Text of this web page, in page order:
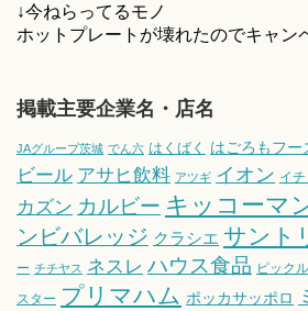
↓今ねらってるモノ
ホットプレートが壊れたのでキャン
掲載主要企業名・店名
JAグループ茨城 でん六 はくばく はごろもフー
ビール アサヒ飲料 アツギ イオン イ
カズン カルビー キッコーマ
ンビバレッジ クラシエ サント
ー チチヤス ネスレ ハウス食品 ピック
スター プリマハム ポッカサッポロ